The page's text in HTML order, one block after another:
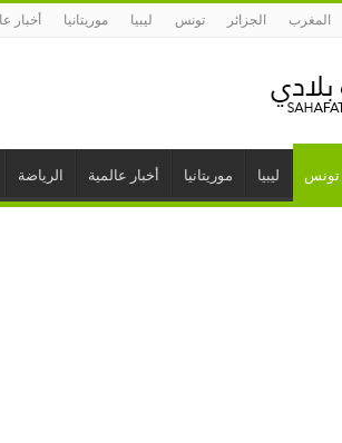
المغرب الجزائر تونس ليبيا موريتانيا أخبار
تونس ليبيا موريتانيا أخبار عالمية الرياضة